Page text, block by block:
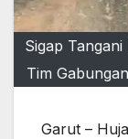
Sigap
Tim
Garut –